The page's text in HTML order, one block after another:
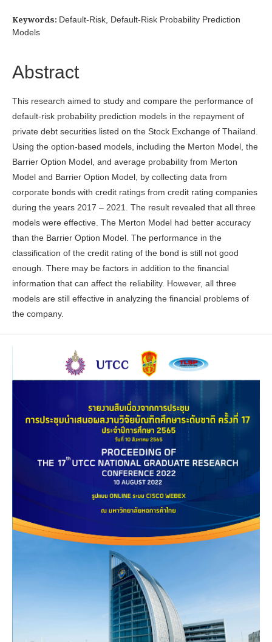
Keywords: Default-Risk, Default-Risk Probability Prediction
Models
Abstract
This research aimed to study and compare the performance of
default-risk probability prediction models in the repayment of
private debt securities listed on the Stock Exchange of Thailand.
Using the option-based models, including the Merton Model, the
Barrier Option Model, and average probability from Merton
Model and Barrier Option Model, by collecting data from
corporate bonds with credit ratings from credit rating companies
during the years 2017 – 2021. The result revealed that all three
models were effective. The Merton Model had better accuracy
than the Barrier Option Model. The performance in the
classification of the credit rating of the bond is still not good
enough. There may be factors in addition to the financial
information that can affect the reliability. However, all three
models are still effective in analyzing the financial problems of
the company.